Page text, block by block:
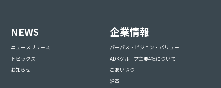
NEWS
ニュースリリース
トピックス
お知らせ
企業情報
パーパス・ビジョン・バリュー
ADKグループ主要4社について
ごあいさつ
沿革